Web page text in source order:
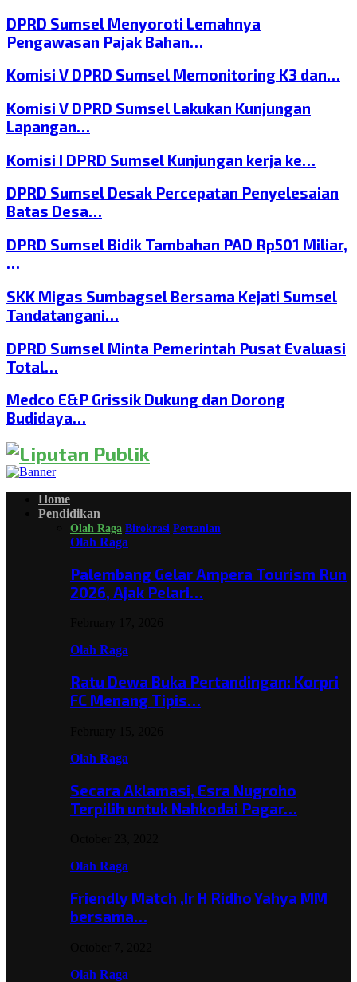
DPRD Sumsel Menyoroti Lemahnya
Pengawasan Pajak Bahan…
Komisi V DPRD Sumsel Memonitoring K3 dan…
Komisi V DPRD Sumsel Lakukan Kunjungan
Lapangan…
Komisi I DPRD Sumsel Kunjungan kerja ke…
DPRD Sumsel Desak Percepatan Penyelesaian
Batas Desa…
DPRD Sumsel Bidik Tambahan PAD Rp501 Miliar,
…
SKK Migas Sumbagsel Bersama Kejati Sumsel
Tandatangani…
DPRD Sumsel Minta Pemerintah Pusat Evaluasi
Total…
Medco E&P Grissik Dukung dan Dorong
Budidaya…
Home
Pendidikan
Olah Raga Birokrasi Pertanian
Olah Raga
Palembang Gelar Ampera Tourism Run
2026, Ajak Pelari…
Olah Raga
Ratu Dewa Buka Pertandingan: Korpri
FC Menang Tipis…
Olah Raga
Secara Aklamasi, Esra Nugroho
Terpilih untuk Nahkodai Pagar…
Olah Raga
Friendly Match ,Ir H Ridho Yahya MM
bersama…
Olah Raga